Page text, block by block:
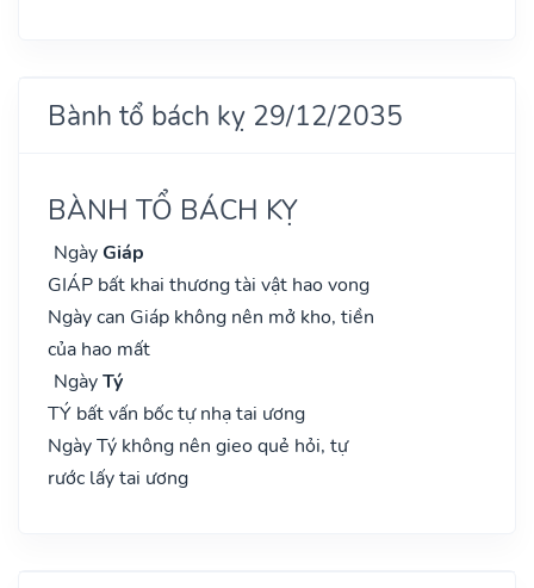
Bành tổ bách kỵ 29/12/2035
BÀNH TỔ BÁCH KỴ
NgàyGiáp
GIÁP bất khai thương tài vật hao vong
Ngày can Giáp không nên mở kho, tiền
của hao mất
NgàyTý
TÝ bất vấn bốc tự nhạ tai ương
Ngày Tý không nên gieo quẻ hỏi, tự
rước lấy tai ương